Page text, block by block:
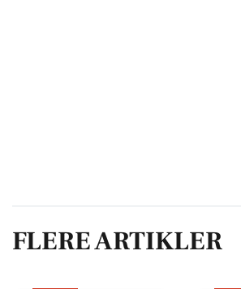
FLERE ARTIKLER